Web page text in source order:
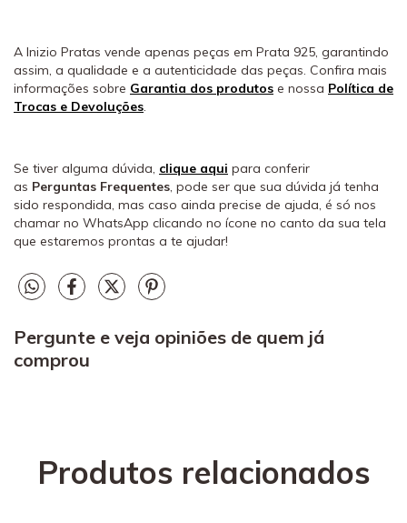
A Inizio Pratas vende apenas peças em Prata 925, garantindo
assim, a qualidade e a autenticidade das peças. Confira mais
informações sobre Garantia dos produtos e nossa Política de
Trocas e Devoluções.
Se tiver alguma dúvida, clique aqui para conferir
as Perguntas Frequentes, pode ser que sua dúvida já tenha
sido respondida, mas caso ainda precise de ajuda, é só nos
chamar no WhatsApp clicando no ícone no canto da sua tela
que estaremos prontas a te ajudar!
Pergunte e veja opiniões de quem já
comprou
Produtos relacionados